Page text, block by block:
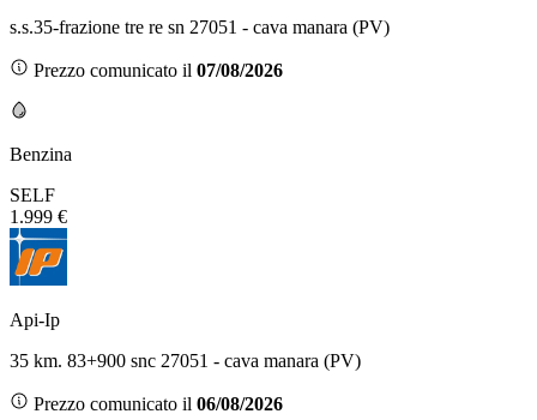
s.s.35-frazione tre re sn 27051 - cava manara (PV)
Prezzo comunicato il 07/08/2026
Benzina
SELF
1.999 €
Api-Ip
35 km. 83+900 snc 27051 - cava manara (PV)
Prezzo comunicato il 06/08/2026